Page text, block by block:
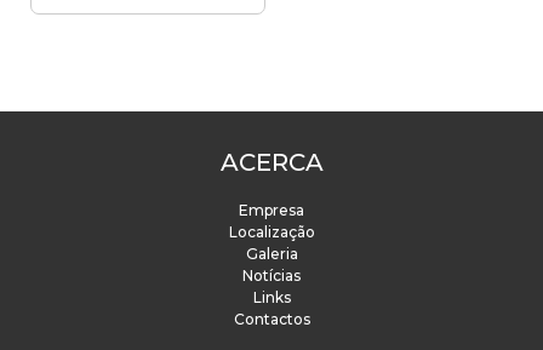
ACERCA
Empresa
Localização
Galeria
Notícias
Links
Contactos